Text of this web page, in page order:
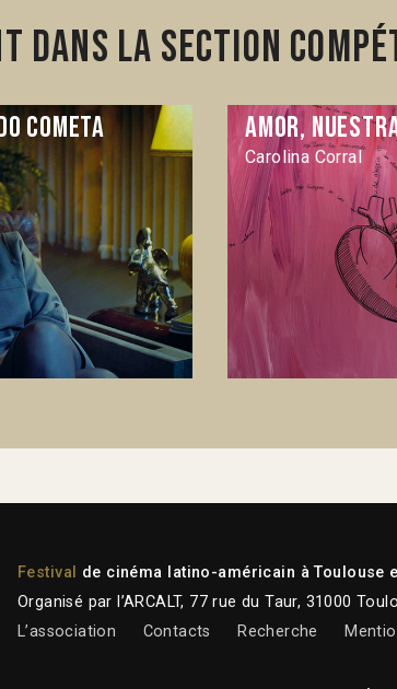
dans la section
cometa Amor,
Carolina Corral
Festival
de cinéma latino-américain à Toulouse
Organisé par l’ARCALT, 77 rue du Taur, 31000
L’association
Contacts Recherche